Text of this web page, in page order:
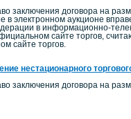
заключения договора на
в электронном аукционе
в информационно-
сайте торгов,
сайте торгов.
нестационарного
заключения договора на